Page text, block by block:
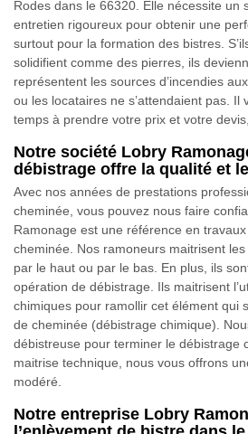
Rodes dans le 66320. Elle nécessite un
entretien rigoureux pour obtenir une
surtout pour la formation des bistres.
solidifient comme des pierres, ils
représentent les sources d’incendies
ou les locataires ne s’attendaient pas. Il
temps à prendre votre prix et votre
Notre société Lobry
débistrage offre la qualité et
Avec nos années de prestations
cheminée, vous pouvez nous faire
Ramonage est une référence en
cheminée. Nos ramoneurs maitrisent
par le haut ou par le bas. En plus, ils
opération de débistrage. Ils maitrisent
chimiques pour ramollir cet élément qui
de cheminée (débistrage chimique).
débistreuse pour terminer le débistrage
maitrise technique, nous vous offrons
modéré.
Notre entreprise Lobry